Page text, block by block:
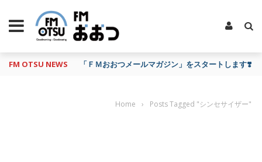
FM OTSU NEWS 「ＦＭおおつメールマガジン」をスタートします❣️
Home › Posts Tagged "シンセサイザー"